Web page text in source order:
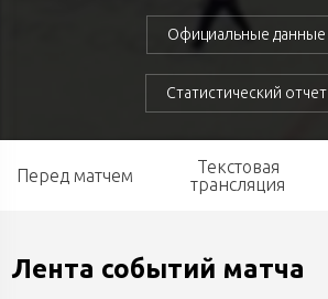
Официальные данные
Статистический отчет
Перед матчем
Текстовая
трансляция
Лента событий матча